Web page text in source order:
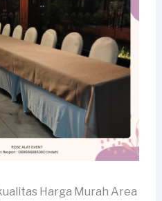
Harga Murah Area